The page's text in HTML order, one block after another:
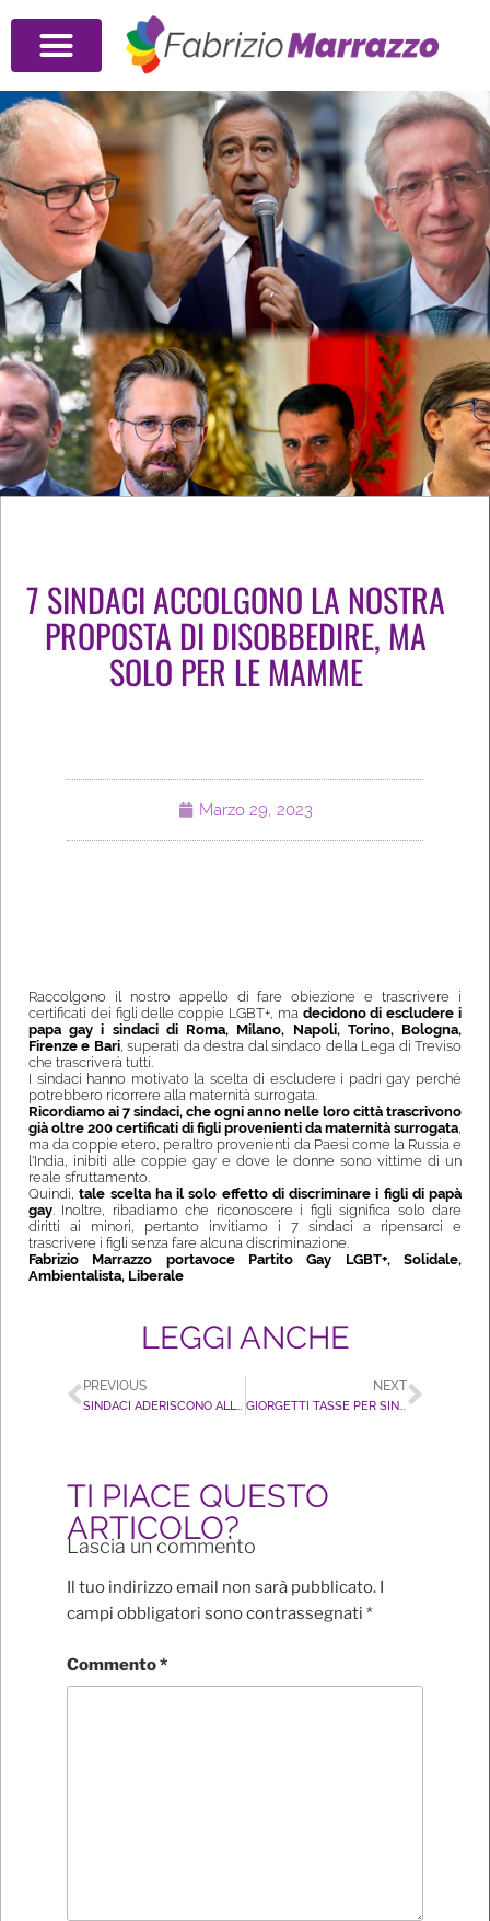
7 SINDACI ACCOLGONO LA NOSTRA
PROPOSTA DI DISOBBEDIRE, MA
SOLO PER LE MAMME
Marzo 29, 2023
Raccolgono il nostro appello di fare obiezione e trascrivere i
certificati dei figli delle coppie LGBT+, ma decidono di escludere i
papa gay i sindaci di Roma, Milano, Napoli, Torino, Bologna,
Firenze e Bari, superati da destra dal sindaco della Lega di Treviso
che trascriverà tutti.
I sindaci hanno motivato la scelta di escludere i padri gay perché
potrebbero ricorrere alla maternità surrogata.
Ricordiamo ai 7 sindaci, che ogni anno nelle loro città trascrivono
già oltre 200 certificati di figli provenienti da maternità surrogata,
ma da coppie etero, peraltro provenienti da Paesi come la Russia e
l'India, inibiti alle coppie gay e dove le donne sono vittime di un
reale sfruttamento.
Quindi,tale scelta ha il solo effetto di discriminare i figli di papà
gay . Inoltre, ribadiamo che riconoscere i figli significa solo dare
diritti ai minori, pertanto invitiamo i 7 sindaci a ripensarci e
trascrivere i figli senza fare alcuna discriminazione.
Fabrizio Marrazzo portavoce Partito Gay LGBT+, Solidale,
Ambientalista, Liberale
LEGGI ANCHE
PREVIOUS NEXT
GIORGETTI TASSE PER SINGLE, RICORDA IMPOSTA CELIBATO DEL FASCISMO
TI PIACE QUESTO
ARTICOLO?
Lascia un commento
Il tuo indirizzo email non sarà pubblicato. I
campi obbligatori sono contrassegnati *
Commento*